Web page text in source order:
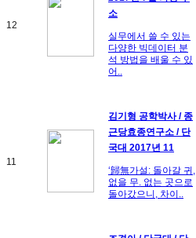
12
소
실무에서 쓸 수 있는
다양한 빅데이터 분
석 방법을 배울 수 있
어..
11
김기형 공학박사 / 종
근당효종연구소 / 단
국대 2017년 11
‘歸無가설: 돌아갈 귀,
없을 무. 없는 곳으로
돌아갔으니, 차이..